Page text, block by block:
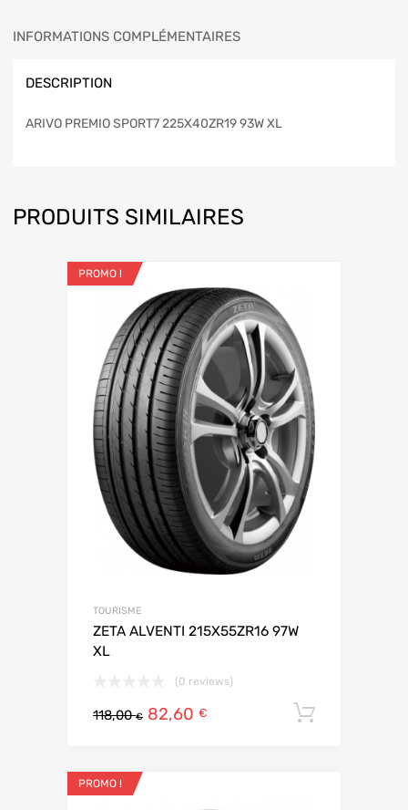
INFORMATIONS COMPLÉMENTAIRES
DESCRIPTION
ARIVO PREMIO SPORT7 225X40ZR19 93W XL
PRODUITS SIMILAIRES
PROMO !
TOURISME
ZETA ALVENTI 215X55ZR16 97W
XL
(0 reviews)
118,00€ 82,60 €
PROMO !